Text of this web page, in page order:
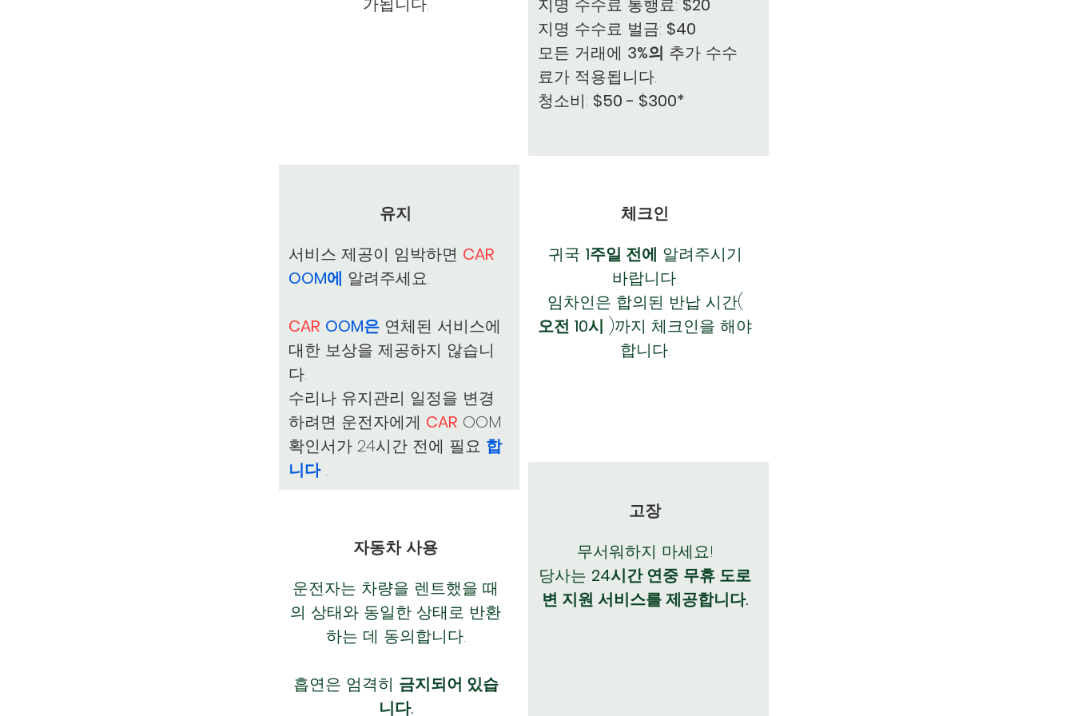
유지
서비스 제공이 임박하면 CAR
OOM에 알려주세요.
CAR OOM은 연체된 서비스에
대한 보상을 제공하지 않습니
다.
수리나 유지관리 일정을 변경
하려면 운전자에게 CAR OOM
확인서가 24시간 전에 필요 합
니다 .
자동차 사용
운전자는 차량을 렌트했을 때
의 상태와 동일한 상태로 반환
하는 데 동의합니다.
흡연은 엄격히 금지되어 있습
니다.
지명 수수료 통행료: $20
지명 수수료 벌금: $40
모든 거래에 3%의 추가 수수
료가 적용됩니다.
청소비: $50 - $300*
체크인
귀국 1주일 전에 알려주시기
바랍니다.
임차인은 합의된 반납 시간(
오전 10시 )까지 체크인을 해야
합니다.
고장
무서워하지 마세요!
당사는 24시간 연중 무휴 도로
변 지원 서비스를 제공합니다.